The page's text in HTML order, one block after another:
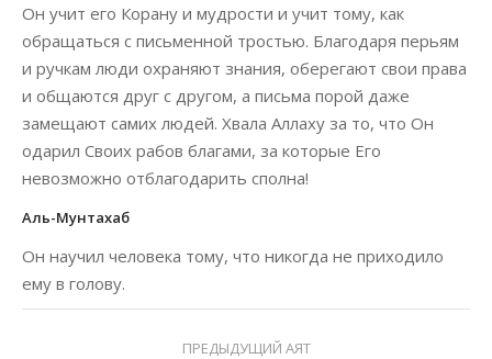
Он учит его Корану и мудрости и учит тому, как
обращаться с письменной тростью. Благодаря перьям
и ручкам люди охраняют знания, оберегают свои права
и общаются друг с другом, а письма порой даже
замещают самих людей. Хвала Аллаху за то, что Он
одарил Своих рабов благами, за которые Его
невозможно отблагодарить сполна!
Аль-Мунтахаб
Он научил человека тому, что никогда не приходило
ему в голову.
ПРЕДЫДУЩИЙ АЯТ